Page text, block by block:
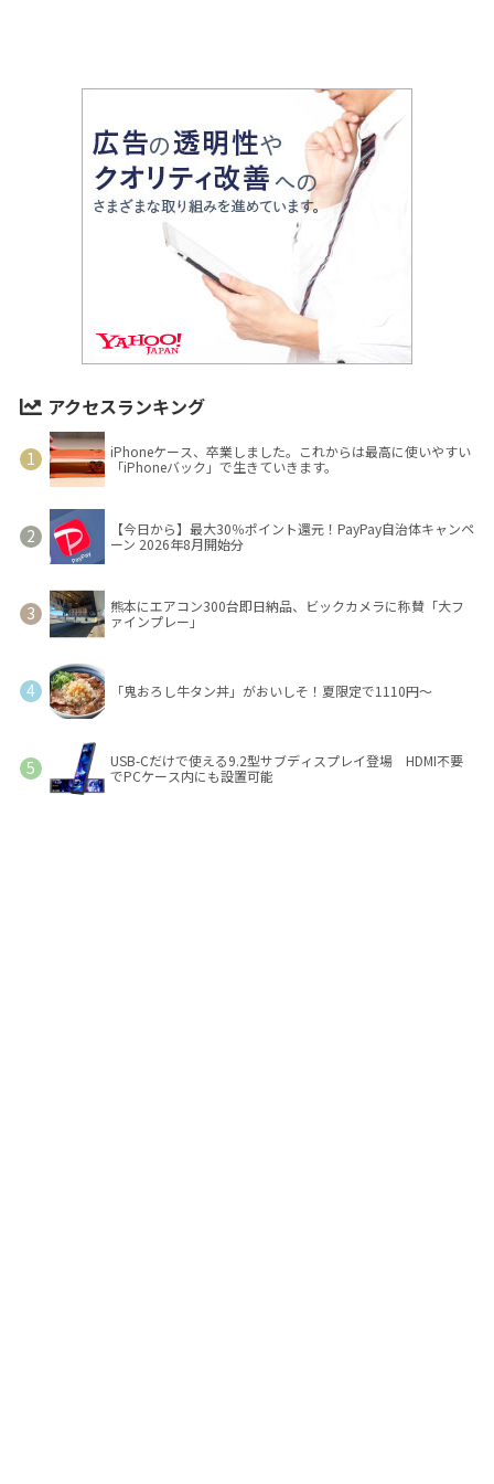
アクセスランキング
iPhoneケース、卒業しました。これからは最高に使いやすい
「iPhoneバック」で生きていきます。
【今日から】最大30％ポイント還元！PayPay自治体キャンペ
ーン 2026年8月開始分
熊本にエアコン300台即日納品、ビックカメラに称賛「大フ
ァインプレー」
「鬼おろし牛タン丼」がおいしそ！夏限定で1110円～
USB-Cだけで使える9.2型サブディスプレイ登場 HDMI不要
でPCケース内にも設置可能